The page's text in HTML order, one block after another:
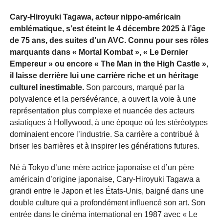
Cary-Hiroyuki Tagawa, acteur nippo-américain
emblématique, s’est éteint le 4 décembre 2025 à l’âge
de 75 ans, des suites d’un AVC. Connu pour ses rôles
marquants dans « Mortal Kombat », « Le Dernier
Empereur » ou encore « The Man in the High Castle »,
il laisse derrière lui une carrière riche et un héritage
culturel inestimable. Son parcours, marqué par la
polyvalence et la persévérance, a ouvert la voie à une
représentation plus complexe et nuancée des acteurs
asiatiques à Hollywood, à une époque où les stéréotypes
dominaient encore l’industrie. Sa carrière a contribué à
briser les barrières et à inspirer les générations futures.
Né à Tokyo d’une mère actrice japonaise et d’un père
américain d’origine japonaise, Cary-Hiroyuki Tagawa a
grandi entre le Japon et les États-Unis, baigné dans une
double culture qui a profondément influencé son art. Son
entrée dans le cinéma international en 1987 avec « Le